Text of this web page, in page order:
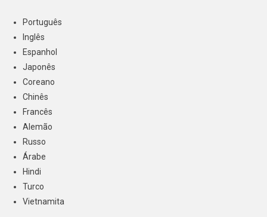
Português
Inglês
Espanhol
Japonês
Coreano
Chinês
Francês
Alemão
Russo
Árabe
Hindi
Turco
Vietnamita